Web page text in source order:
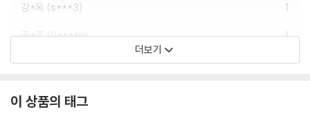
강*옥 s***3 1
공*주 0****n 1
구*정 m*****6 1
더보기
이 상품의 태그